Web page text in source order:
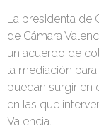
La presidenta de
de Cámara
un acuerdo de
la mediación
puedan surgir en
en las que
Valencia.